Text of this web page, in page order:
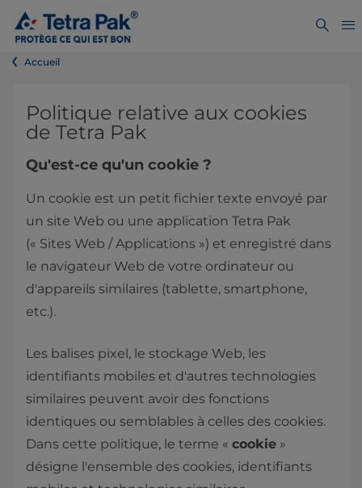
Accueil
Politique relative aux cookies
de Tetra Pak
Qu'est-ce qu'un cookie ?
Un cookie est un petit fichier texte envoyé par
un site Web ou une application Tetra Pak
(« Sites Web / Applications ») et enregistré dans
le navigateur Web de votre ordinateur ou
d'appareils similaires (tablette, smartphone,
etc.).
Les balises pixel, le stockage Web, les
identifiants mobiles et d'autres technologies
similaires peuvent avoir des fonctions
identiques ou semblables à celles des cookies.
Dans cette politique, le terme « cookie »
désigne l'ensemble des cookies, identifiants